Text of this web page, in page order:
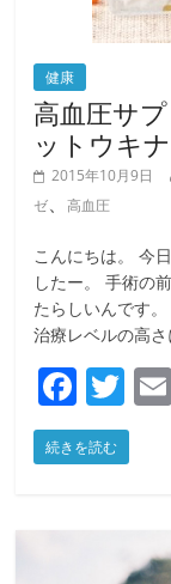
健康
高血圧サ
ットウキ
2015年10月9日
ゼ、高血圧
こんにちは。 今
したー。 手術の
たらしいんです
治療レベルの高
F
a
c
T
w
itt
続きを読む